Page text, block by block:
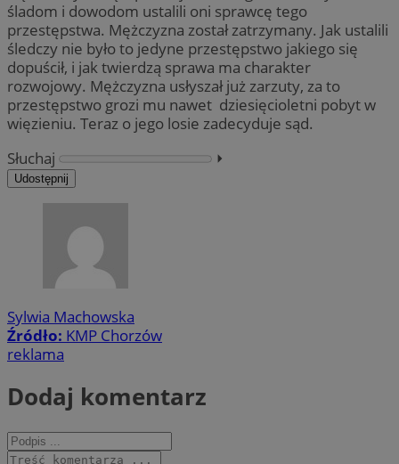
śladom i dowodom ustalili oni sprawcę tego
przestępstwa. Mężczyzna został zatrzymany. Jak ustalili
śledczy nie było to jedyne przestępstwo jakiego się
dopuścił, i jak twierdzą sprawa ma charakter
rozwojowy. Mężczyzna usłyszał już zarzuty, za to
przestępstwo grozi mu nawet dziesięcioletni pobyt w
więzieniu. Teraz o jego losie zadecyduje sąd.
Słuchaj
⏵︎
Udostępnij
Sylwia Machowska
Źródło: KMP Chorzów
reklama
Dodaj komentarz